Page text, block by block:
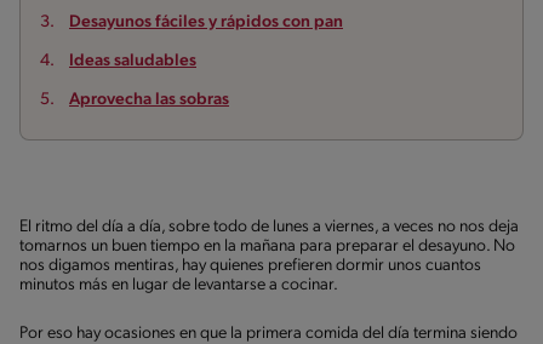
Desayunos fáciles y rápidos con pan
Ideas saludables
Aprovecha las sobras
El ritmo del día a día, sobre todo de lunes a viernes, a veces no nos deja
tomarnos un buen tiempo en la mañana para preparar el desayuno. No
nos digamos mentiras, hay quienes prefieren dormir unos cuantos
minutos más en lugar de levantarse a cocinar.
Por eso hay ocasiones en que la primera comida del día termina siendo